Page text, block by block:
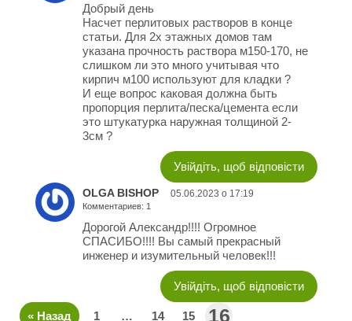
Добрый день
Насчет перлитовых растворов в конце
статьи. Для 2х этажных домов там
указана прочность раствора м150-170, не
слишком ли это много учитывая что
кирпич м100 используют для кладки ?
И еще вопрос каковая должна быть
пропорция перлита/песка/цемента если
это штукатурка наружная толщиной 2-
3см ?
Увійдіть, щоб відповісти
OLGA BISHOP 05.06.2023 о 17:19
Комментариев: 1
Дорогой Александр!!!! Огромное
СПАСИБО!!!! Вы самый прекрасный
инженер и изумительный человек!!!
Увійдіть, щоб відповісти
« Назад 1 … 14 15 16